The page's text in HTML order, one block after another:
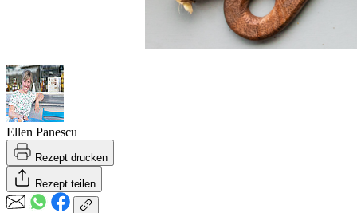
Ellen Panescu
Rezept drucken
Rezept teilen